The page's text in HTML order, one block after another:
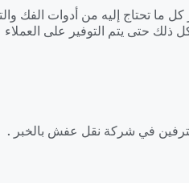
تحتاج إليه من أدوات الفك
ذلك حتى يتم التوفير على
في شركة نقل عفش بالخبر .